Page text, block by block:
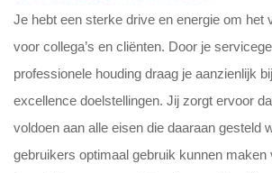
Je hebt een sterke drive en energie om het
voor collega’s en cliënten. Door je
professionele houding draag je aanzienlijk
excellence doelstellingen. Jij zorgt ervoor
voldoen aan alle eisen die daaraan gesteld
gebruikers optimaal gebruik kunnen